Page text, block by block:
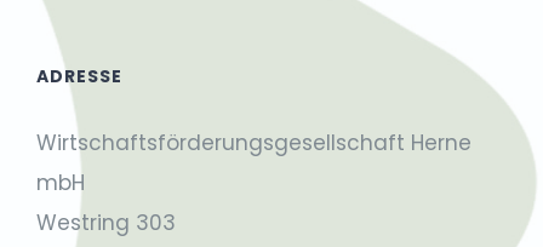
ADRESSE
Wirtschaftsförderungsgesellschaft Herne
mbH
Westring 303